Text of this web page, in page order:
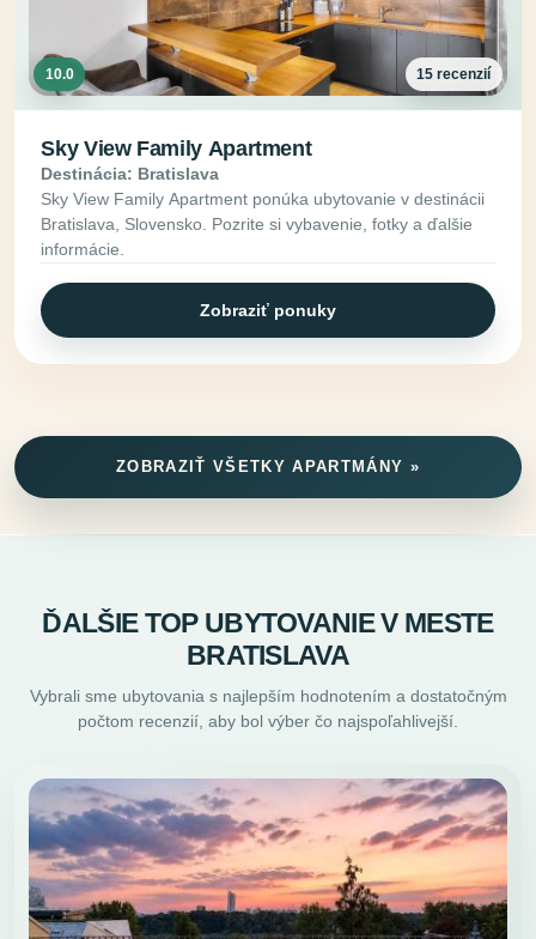
10.0 15 recenzií
Sky View Family Apartment
Destinácia: Bratislava
Sky View Family Apartment ponúka ubytovanie v destinácii
Bratislava, Slovensko. Pozrite si vybavenie, fotky a ďalšie
informácie.
Zobraziť ponuky
ZOBRAZIŤ VŠETKY APARTMÁNY »
ĎALŠIE TOP UBYTOVANIE V MESTE
BRATISLAVA
Vybrali sme ubytovania s najlepším hodnotením a dostatočným
počtom recenzií, aby bol výber čo najspoľahlivejší.